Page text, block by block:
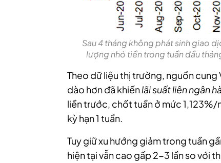
Sau 4 tháng không phát sinh giao
lượng nhỏ tiền trong tuần đầu
Theo dữ liệu thị trường, nguồn
dào hơn đã khiếnlãi suất liên ngân
liền trước, chốt tuần ở mức 1,123%/
kỳ hạn 1 tuần.
Tuy giữ xu hướng giảm trong tuần
hiện tại vẫn cao gấp 2-3 lần so với